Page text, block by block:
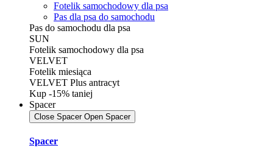
Fotelik samochodowy dla psa
Pas dla psa do samochodu
Pas do samochodu dla psa
SUN
Fotelik samochodowy dla psa
VELVET
Fotelik miesiąca
VELVET Plus antracyt
Kup -15% taniej
Spacer
Close Spacer Open Spacer
Spacer